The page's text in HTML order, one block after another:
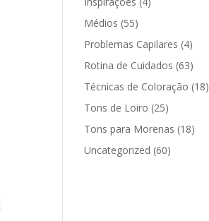
Médios (55)
Problemas Capilares (4)
Rotina de Cuidados (63)
Técnicas de Coloração (18)
Tons de Loiro (25)
Tons para Morenas (18)
Uncategorized (60)